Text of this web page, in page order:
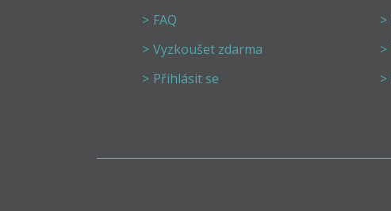
FAQ
Vyzkoušet zdarma
Přihlásit se